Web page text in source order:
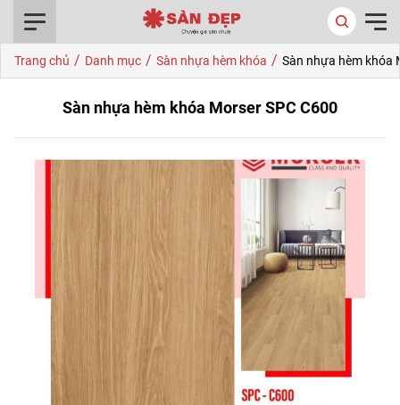
Trang chủ / Danh mục / Sàn nhựa hèm khóa / Sàn nhựa hèm khóa
Sàn nhựa hèm khóa Morser SPC C600